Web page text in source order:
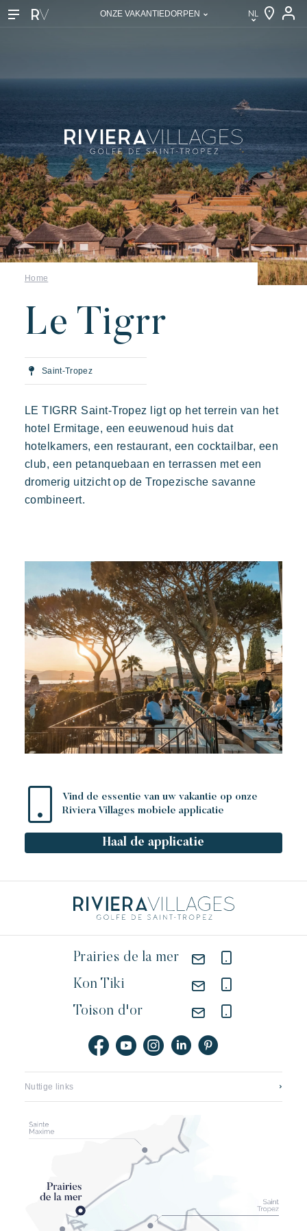
NL
FR
DE
IT
ONZE VAKANTIEDORPEN
Onze vakantiedorpen
Prairies de la mer
Onvergetelijk
Polynesisch geïnspireerde Lodges, een adembenemend
uitzicht op Saint Tropez, een uitzonderlijke locatie.
Kon Tiki
Feestelijk
Toison d'or
Elegant Authentiek Vertrouwelijk
Een wild en kleurrijk paradijs
Ontdek Riviera Villages
De Riviera Villages ervaring
De kunst van gastvrijheid
De villages sfeer
Uw volgende vakantie
Actieve vakantie
Deel in familie
Riviera Villages applicatie
Onze aanbiedingen
Neem contact met ons op
Home
Le Tigrr
Saint-Tropez
Vind de essentie van uw vakantie op onze
Riviera Villages mobiele applicatie
Haal de applicatie
LE TIGRR Saint-Tropez ligt op het terrein van het
hotel Ermitage, een eeuwenoud huis dat
hotelkamers, een restaurant, een cocktailbar, een
club, een petanquebaan en terrassen met een
dromerig uitzicht op de Tropezische savanne
combineert.
Prairies de la mer
Kon Tiki
Toison d'or
Nuttige links
Vacatures
Brochures, plattegronden en tarieven
Het nieuwe pampelonne
Onze partners